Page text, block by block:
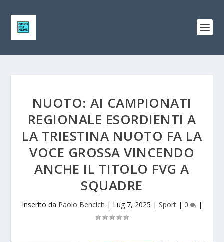
NUOTO: AI CAMPIONATI
REGIONALE ESORDIENTI A
LA TRIESTINA NUOTO FA LA
VOCE GROSSA VINCENDO
ANCHE IL TITOLO FVG A
SQUADRE
Inserito da Paolo Bencich | Lug 7, 2025 | Sport| 0 |